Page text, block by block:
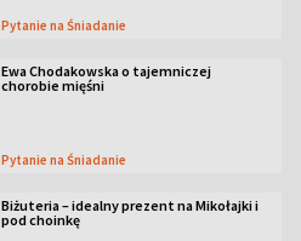
Pytanie na Śniadanie
Ewa Chodakowska o tajemniczej
chorobie mięśni
Pytanie na Śniadanie
Biżuteria – idealny prezent na Mikołajki i
pod choinkę